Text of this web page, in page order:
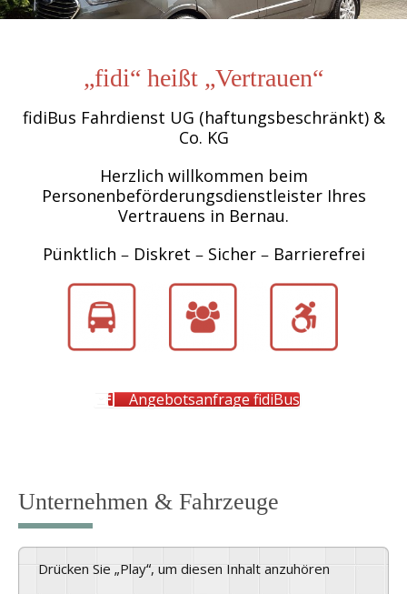
„fidi“ heißt „Vertrauen“
fidiBus Fahrdienst UG (haftungsbeschränkt) &
Co. KG
Herzlich willkommen beim
Personenbeförderungsdienstleister Ihres
Vertrauens in Bernau.
Pünktlich – Diskret – Sicher – Barrierefrei
Angebotsanfrage fidiBus
Unternehmen & Fahrzeuge
Drücken Sie „Play“, um diesen Inhalt anzuhören